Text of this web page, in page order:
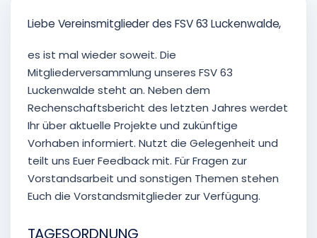
Liebe Vereinsmitglieder des FSV 63 Luckenwalde,
es ist mal wieder soweit. Die
Mitgliederversammlung unseres FSV 63
Luckenwalde steht an. Neben dem
Rechenschaftsbericht des letzten Jahres werdet
Ihr über aktuelle Projekte und zukünftige
Vorhaben informiert. Nutzt die Gelegenheit und
teilt uns Euer Feedback mit. Für Fragen zur
Vorstandsarbeit und sonstigen Themen stehen
Euch die Vorstandsmitglieder zur Verfügung.
TAGESORDNUNG